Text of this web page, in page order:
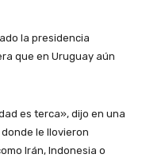
la presidencia
que en Uruguay aún
es terca», dijo en una
le llovieron
Irán, Indonesia o